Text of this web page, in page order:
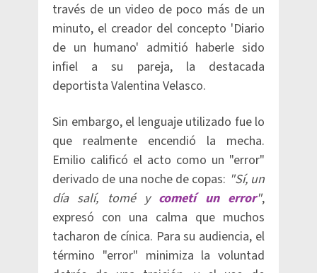
través de un video de poco más de un
minuto, el creador del concepto 'Diario
de un humano' admitió haberle sido
infiel a su pareja, la destacada
deportista Valentina Velasco.
Sin embargo, el lenguaje utilizado fue lo
que realmente encendió la mecha.
Emilio calificó el acto como un "error"
derivado de una noche de copas: "Sí, un
día salí, tomé ycometí un error",
expresó con una calma que muchos
tacharon de cínica. Para su audiencia, el
término "error" minimiza la voluntad